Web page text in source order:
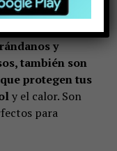
y
también son
protegen tus
y el calor. Son
para